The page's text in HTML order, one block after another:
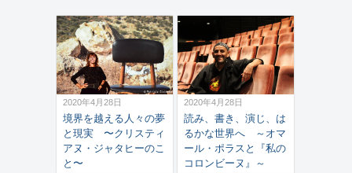
2020年4月28日
境界を越える人々の夢
と現実 〜クリスティ
アヌ・ジャタヒーのこ
と〜
2020年4月28日
読み、書き、演じ、は
るかな世界へ ～オマ
ール・ポラスと『私の
コロンビーヌ』～